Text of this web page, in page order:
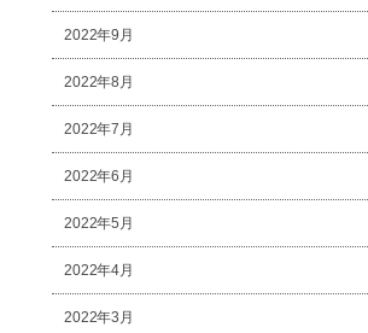
2022年9月
2022年8月
2022年7月
2022年6月
2022年5月
2022年4月
2022年3月